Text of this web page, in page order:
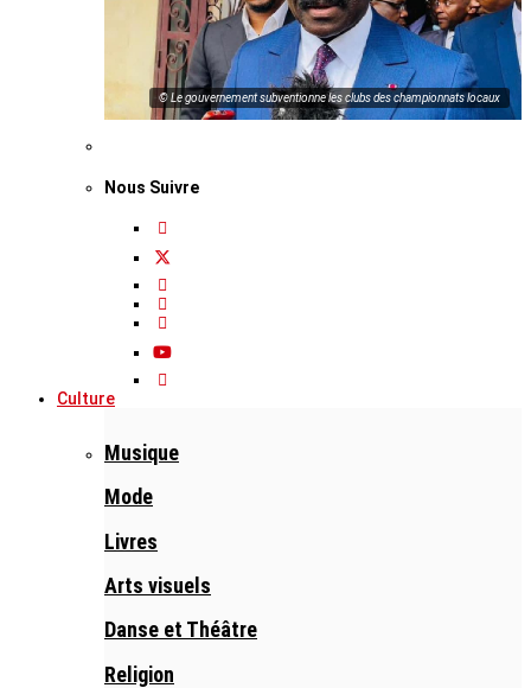
© Le gouvernement subventionne les clubs des championnats locaux
Nous Suivre
Culture
Musique
Mode
Livres
Arts visuels
Danse et Théâtre
Religion